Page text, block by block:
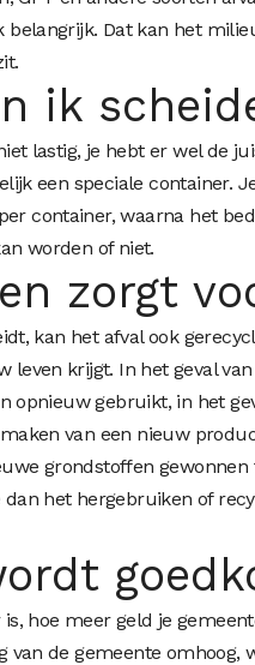
belangrijk. Dat kan het
ik
lastig, je hebt er wel de
een speciale container.
container, waarna het
worden of niet.
zorgt
kan het afval ook
leven krijgt. In het geval
opnieuw gebruikt, in het
van een nieuw
grondstoffen
dan het hergebruiken of
hoe meer geld je
van de gemeente omhoog,